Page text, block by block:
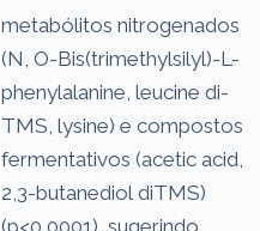
metabólitos nitrogenados
(N, O-Bis(trimethylsilyl)-L-
phenylalanine, leucine di-
TMS, lysine) e compostos
fermentativos (acetic acid,
2,3-butanediol diTMS)
(p<0,0001), sugerindo